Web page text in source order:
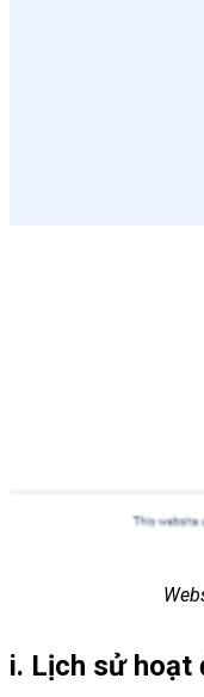
i. Lịch sử hoạt